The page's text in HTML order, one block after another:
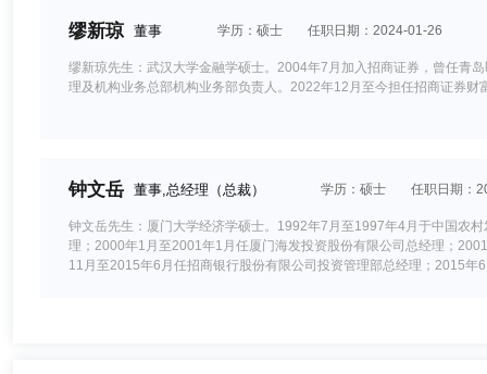
缪新琼 董事 学历：硕士 任职日期：2024-01-26
缪新琼先生：武汉大学金融学硕士。2004年7月加入招商证券，曾任青
理及机构业务总部机构业务部负责人。2022年12月至今担任招商证券
钟文岳 董事,总经理（总裁） 学历：硕士 任职日期：
钟文岳先生：厦门大学经济学硕士。1992年7月至1997年4月于中国农
理；2000年1月至2001年1月任厦门海发投资股份有限公司总经理；
11月至2015年6月任招商银行股份有限公司投资管理部总经理；2015